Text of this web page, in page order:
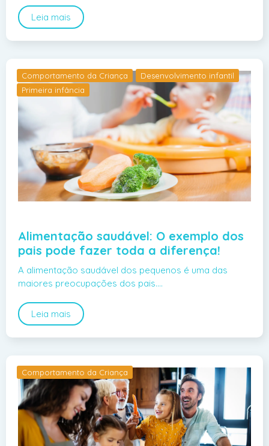
Leia mais
Comportamento da Criança
Desenvolvimento infantil
Primeira infância
Alimentação saudável: O exemplo dos
pais pode fazer toda a diferença!
A alimentação saudável dos pequenos é uma das
maiores preocupações dos pais.…
Leia mais
Comportamento da Criança